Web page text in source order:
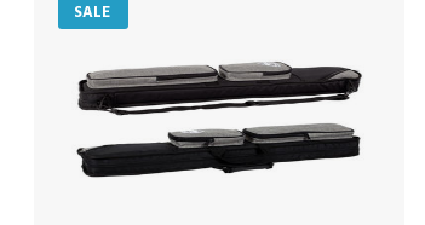
SALE